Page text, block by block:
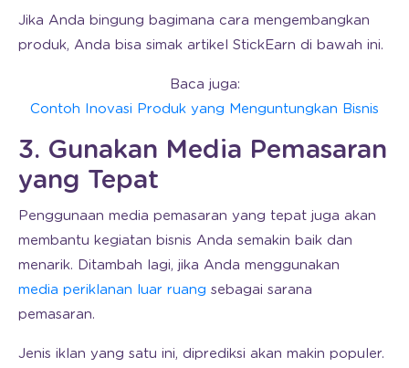
Jika Anda bingung bagimana cara mengembangkan
produk, Anda bisa simak artikel StickEarn di bawah ini.
Baca juga:
Contoh Inovasi Produk yang Menguntungkan Bisnis
3. Gunakan Media Pemasaran
yang Tepat
Penggunaan media pemasaran yang tepat juga akan
membantu kegiatan bisnis Anda semakin baik dan
menarik. Ditambah lagi, jika Anda menggunakan
media periklanan luar ruang sebagai sarana
pemasaran.
Jenis iklan yang satu ini, diprediksi akan makin populer.